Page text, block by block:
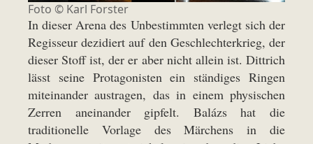
Foto © Karl Forster
In dieser Arena des Unbestimmten verlegt sich der
Regisseur dezidiert auf den Geschlechterkrieg, der
dieser Stoff ist, der er aber nicht allein ist. Dittrich
lässt seine Protagonisten ein ständiges Ringen
miteinander austragen, das in einem physischen
Zerren aneinander gipfelt. Balázs hat die
traditionelle Vorlage des Märchens in die